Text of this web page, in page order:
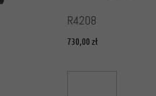
R4208
730,00 zł